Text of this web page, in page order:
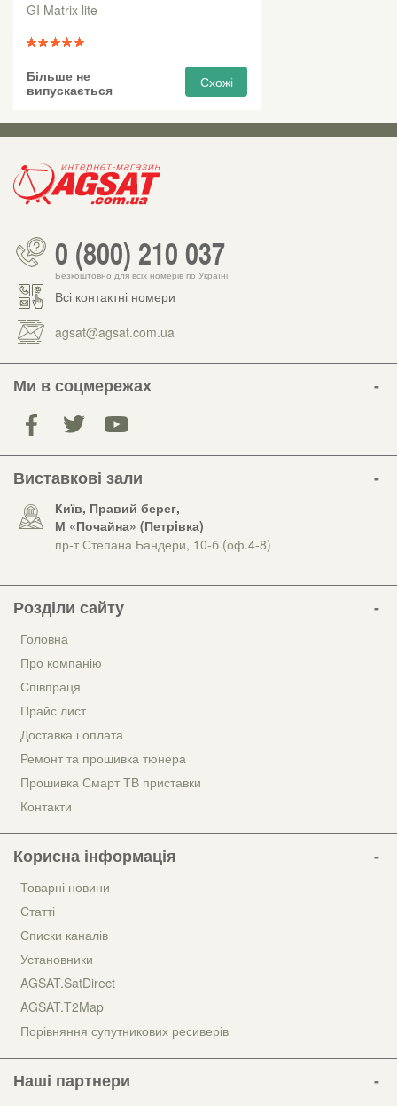
GI Matrix lite
Більше не
випускається
Схожі
0 (800) 210 037
Безкоштовно для всіх номерів по Україні
Всі контактні номери
agsat@agsat.com.ua
Ми в соцмережах
Виставкові зали
Київ, Правий берег,
М «Почайна» (Петрiвка)
пр-т Степана Бандери, 10-б (оф.4-8)
Розділи сайту
Головна
Про компанію
Співпраця
Прайс лист
Доставка і оплата
Ремонт та прошивка тюнера
Прошивка Смарт ТВ приставки
Контакти
Корисна інформація
Товарні новини
Статті
Списки каналів
Установники
AGSAT.SatDirect
AGSAT.T2Map
Порівняння супутникових ресиверів
Наші партнери